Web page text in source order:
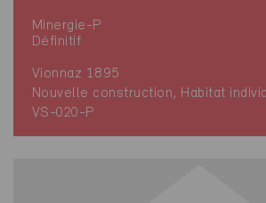
Minergie-P
Définitif
Vionnaz 1895
Nouvelle construction, Habitat
VS-020-P